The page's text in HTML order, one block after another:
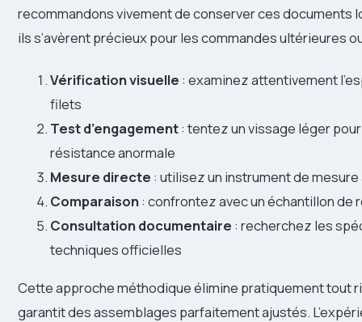
recommandons vivement de conserver ces documents
ils s’avèrent précieux pour les commandes ultérieures
Vérification visuelle : examinez attentivement
filets
Test d’engagement: tentez un vissage léger
résistance anormale
Mesure directe : utilisez un instrument de
Comparaison : confrontez avec un échantillon de
Consultation documentaire : recherchez les
techniques officielles
Cette approche méthodique élimine pratiquement tout
garantit des assemblages parfaitement ajustés.